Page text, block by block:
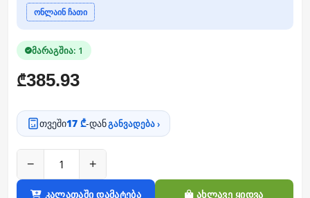
ონლაინ ჩათი
მარაგშია: 1
₾385.93
თვეში17 ₾-დანგანვადება ›
− +
კალათაში დამატება ახლავე ყიდვა